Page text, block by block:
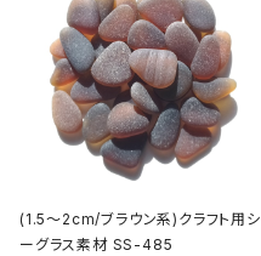
(1.5～2cm/ブラウン系)クラフト用シ
ーグラス素材 SS-485